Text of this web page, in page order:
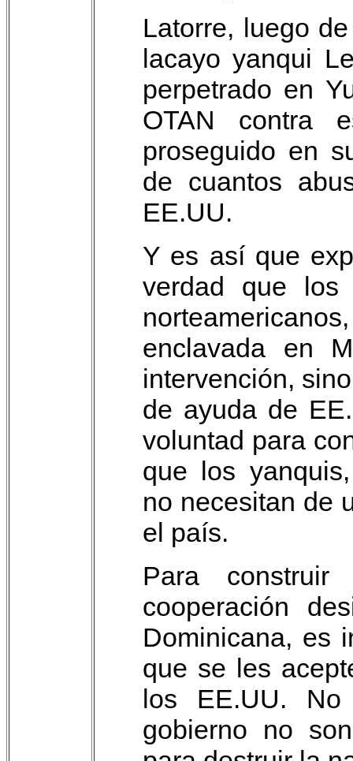
Latorre, luego
lacayo yanqui
perpetrado en
OTAN contra
proseguido en
de cuantos
EE.UU.
Y es así que
verdad que
enclavada en
intervención,
de ayuda de
voluntad para
que los
no necesitan de
el país.
Para
cooperación
Dominicana, es
que se les
los EE.UU.
gobierno no